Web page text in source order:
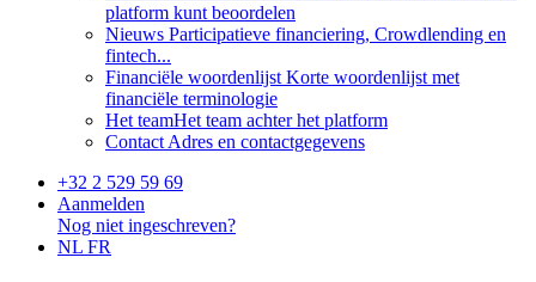
platform kunt beoordelen
Nieuws Participatieve financiering, Crowdlending en
fintech...
Financiële woordenlijst Korte woordenlijst met
financiële terminologie
Het teamHet team achter het platform
Contact Adres en contactgegevens
+32 2 529 59 69
Aanmelden
Nog niet ingeschreven?
NL FR